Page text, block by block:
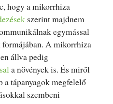
hogy a mikorrhiza
szerint majdnem
egymással
A mikorrhiza
állva pedig
a növények is. És miről
a tápanyagok megfelelő
szembeni